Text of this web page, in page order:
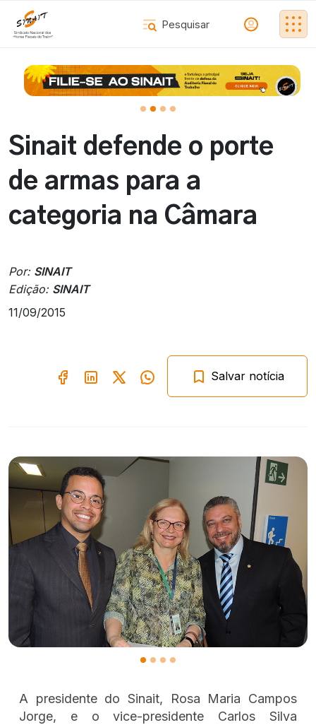
Sinait defende o porte
de armas para a
categoria na Câmara
Por: SINAIT
Edição: SINAIT
11/09/2015
Salvar notícia
A presidente do Sinait, Rosa Maria Campos
Jorge, e o vice-presidente Carlos Silva